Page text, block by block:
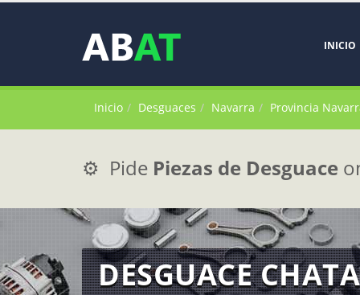
INICIO
Inicio Desguaces Navarra Provincia
⚙️ Pide Piezas de Desguace
DESGUACE